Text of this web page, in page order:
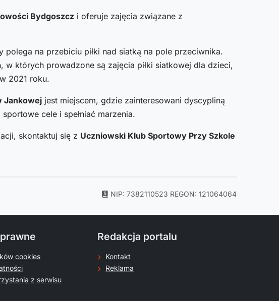
Bydgoszcz i oferuje zajęcia związane z
polega na przebiciu piłki nad siatką na pole przeciwnika.
których prowadzone są zajęcia piłki siatkowej dla dzieci,
2021 roku.
Jankowej jest miejscem, gdzie zainteresowani dyscypliną
cele i spełniać marzenia.
skontaktuj się z Uczniowski Klub Sportowy Przy Szkole
NIP: 7382110523 REGON: 121064064
cookies
z serwisu
Redakcja portalu
Kontakt
Reklama